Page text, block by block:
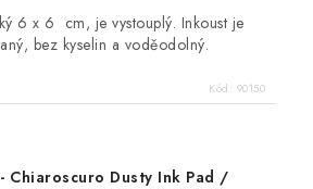
6 x 6 cm, je vystouplý. Inkoust je
bez kyselin a voděodolný.
Kód: 90150
Chiaroscuro Dusty Ink Pad /